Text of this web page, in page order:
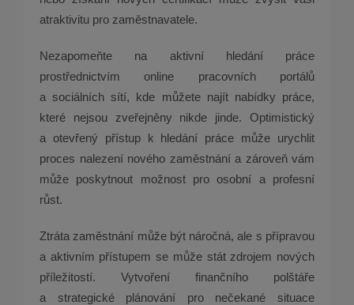
atraktivitu pro zaměstnavatele.
Nezapomeňte na aktivní hledání práce
prostřednictvím online pracovních portálů
a sociálních sítí, kde můžete najít nabídky práce,
které nejsou zveřejněny nikde jinde. Optimistický
a otevřený přístup k hledání práce může urychlit
proces nalezení nového zaměstnání a zároveň vám
může poskytnout možnost pro osobní a profesní
růst.
Ztráta zaměstnání může být náročná, ale s přípravou
a aktivním přístupem se může stát zdrojem nových
příležitostí. Vytvoření finančního polštáře
a strategické plánování pro nečekané situace